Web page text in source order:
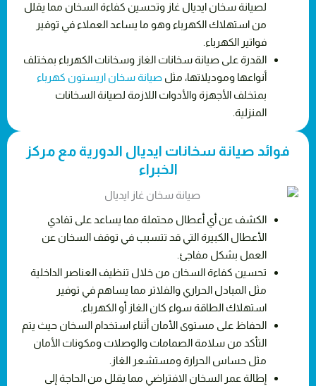
لصيانة سخان ايديال غاز وتحسين كفاءة السخان مما يقلل
من استهلاك الكهرباء وهو ما يساعد العملاء في توفير
فواتير الكهرباء.
القدرة على صيانة سخانات الغاز وسخانات الكهرباء بمختلف
أنواعها وموديلاتها، مثل صيانة سخان اريستون كهرباء​
بمتخلف الأجهزة والأدوات اللازمة لصيانة السخانات
المنزلية.
فوائد صيانة سخانات ايديال الدورية مع مركز
الخبراء
الكشف عن أي أعطال محتملة مما يساعد على تفادي
الأعطال الكبيرة التي قد تتسبب في توقف السخان عن
العمل بشكل مفاجئ.
تحسين كفاءة السخان من خلال تنظيف العناصر الداخلية
مثل المبادل الحراري والفلاتر مما يساهم في توفير
استهلاك الطاقة سواء كان الغاز أو الكهرباء.
الحفاظ على مستوى الأمان أثناء استخدام السخان حيث يتم
التأكد من سلامة الصمامات والوصلات ومكونات الأمان
مثل حساس الحرارة ومستشعر الغاز.
إطالة عمر السخان الافتراضي مما يقلل من الحاجة إلى